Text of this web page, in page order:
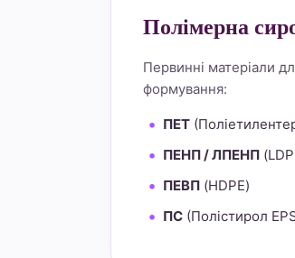
Полімерна
Первинні матеріали
формування:
ПЕТ
ПЕНП / ЛПЕНП
ПЕВП (HDPE)
ПС (Полістирол